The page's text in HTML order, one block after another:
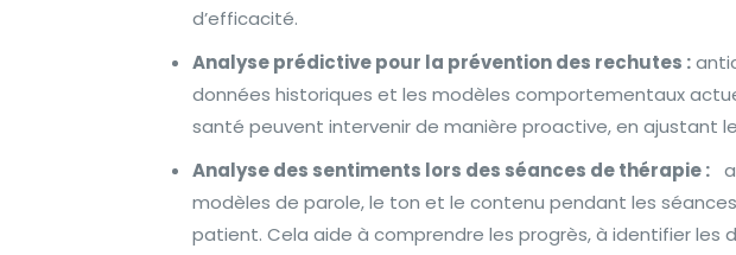
d’efficacité.
Analyse prédictive pour la prévention des rechutes :
données historiques et les modèles comportementaux
santé peuvent intervenir de manière proactive, en ajustant
Analyse des sentiments lors des séances de thérapie :
modèles de parole, le ton et le contenu pendant les
patient. Cela aide à comprendre les progrès, à identifier